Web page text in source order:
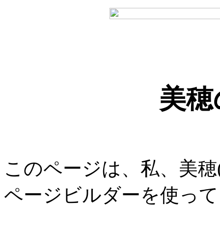
美
このページは、私、美
ページビルダーを使っ